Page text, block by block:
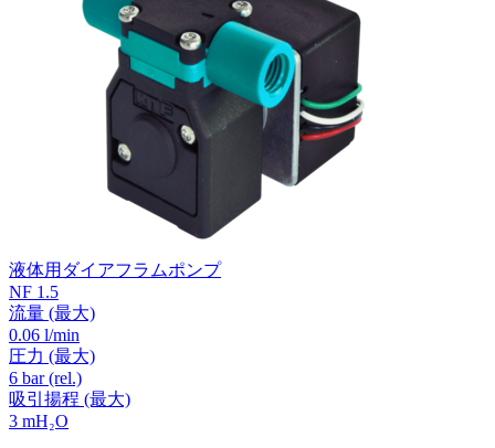
液体用ダイアフラムポンプ
NF 1.5
流量 (最大)
0.06 l/min
圧力 (最大)
6 bar (rel.)
吸引揚程 (最大)
3 mH₂O